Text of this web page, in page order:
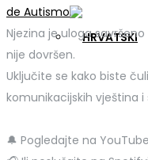
de Autismo.
Njezina je uloga
nije dovršen.
Uključite se kako biste
komunikacijskih vještina
🔔 Pogledajte na